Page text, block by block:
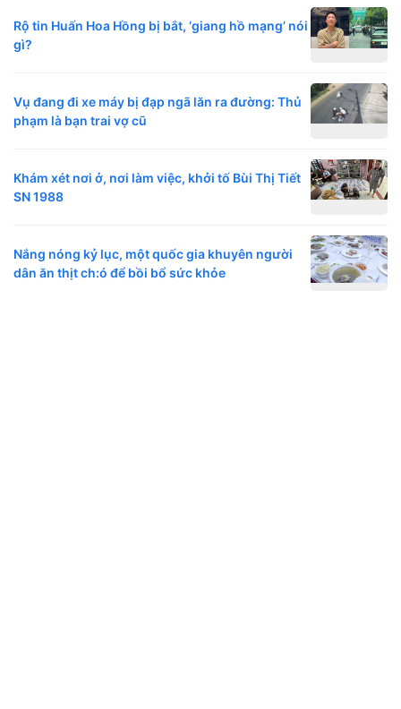
Rộ tin Huấn Hoa Hồng bị bắt, ‘giang hồ mạng’ nói
gì?
Vụ đang đi xe máy bị đạp ngã lăn ra đường: Thủ
phạm là bạn trai vợ cũ
Khám xét nơi ở, nơi làm việc, khởi tố Bùi Thị Tiết
SN 1988
Nắng nóng kỷ lục, một quốc gia khuyên người
dân ăn thịt ch:ó để bồi bổ sức khỏe